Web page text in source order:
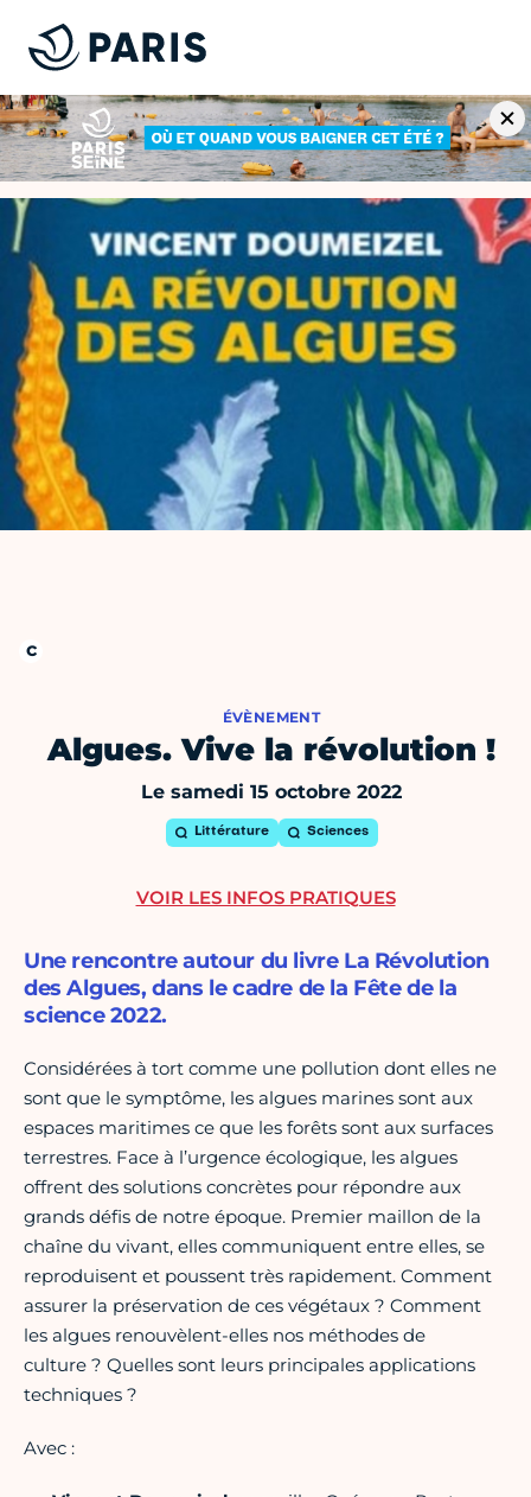
ÉVÈNEMENT
Algues. Vive la révolution !
Le samedi 15 octobre 2022
Littérature Sciences
Une rencontre autour du livre La Révolution
des Algues, dans le cadre de la Fête de la
science 2022.
Considérées à tort comme une pollution dont elles ne
sont que le symptôme, les algues marines sont aux
espaces maritimes ce que les forêts sont aux surfaces
terrestres. Face à l’urgence écologique, les algues
offrent des solutions concrètes pour répondre aux
grands défis de notre époque. Premier maillon de la
chaîne du vivant, elles communiquent entre elles, se
reproduisent et poussent très rapidement. Comment
assurer la préservation de ces végétaux ? Comment
les algues renouvèlent-elles nos méthodes de
culture ? Quelles sont leurs principales applications
techniques ?
Avec :
VOIR LES INFOS PRATIQUES